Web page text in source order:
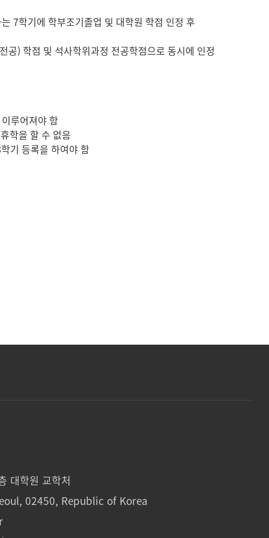
7학기에 학부조기졸업 및 대학원 학점 인정 후
) 학점 및 석사학위과정 전공학점으로 동시에 인정
루어져야 함
학을 할 수 없음
기 등록을 하여야 함
대학원 교학처
02450, Republic of Korea